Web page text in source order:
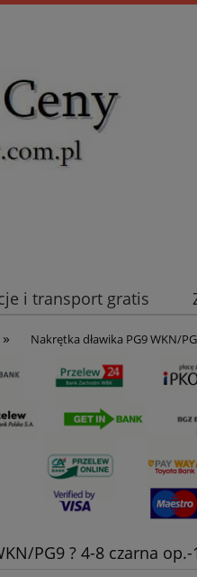
i transport gratis
Automatyka
» Nakrętka dławika PG9 WKN/
PG9 ? 4-8 czarna op.-